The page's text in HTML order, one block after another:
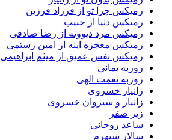
رمیکس چرا تو از فرزاد فرزین
رمیکس دنیا از حبیب
رمیکس مرد دیوونه از رضا صادقی
رمیکس معجزه اینه از امین رستمی
رمیکس نفس عمیق از میثم ابراهیمی
روزبه بمانی
روزبه نعمت الهی
زانیار خسروی
زانیار و سیروان خسروی
زیر صفر
ساعد روحانی
سالار سپهرم